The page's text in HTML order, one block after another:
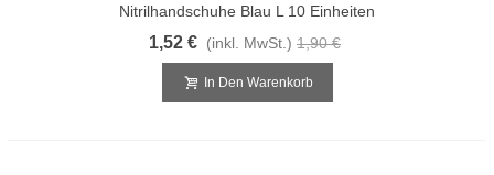
Nitrilhandschuhe Blau L 10 Einheiten
1,52 € (inkl. MwSt.) 1,90 €
In Den Warenkorb